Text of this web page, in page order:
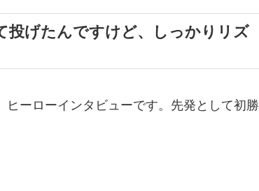
投げたんですけど、しっかりリズ
ーローインタビューです。先発として初勝